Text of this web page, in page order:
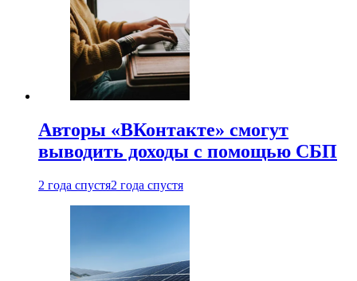
Авторы «ВКонтакте» смогут
выводить доходы с помощью СБП
2 года спустя2 года спустя